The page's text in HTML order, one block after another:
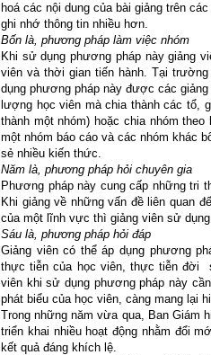
hoá các nội dung của bài giảng trên
ghi nhớ thông tin nhiều hơn.
Bốn là, phương pháp làm việc nhóm
Khi sử dụng phương pháp này giảng
viên và thời gian tiến hành. Tại
dụng phương pháp này được các
lượng học viên mà chia thành các tổ,
thành một nhóm) hoặc chia nhóm
một nhóm báo cáo và các nhóm khác
sẻ nhiều kiến thức.
Năm là, phương pháp hỏi chuyên gia
Phương pháp này cung cấp những tri
Khi giảng về những vấn đề liên quan
của một lĩnh vực thì giảng viên sử
Sáu là, phương pháp hỏi đáp
Giảng viên có thể áp dụng phương
thực tiễn của học viên, thực tiễn đời
viên khi sử dụng phương pháp này
phát biểu của học viên, càng mang lại
Trong những năm vừa qua, Ban Giám
triển khai nhiều hoạt động nhằm đổi
kết quả đáng khích lệ.